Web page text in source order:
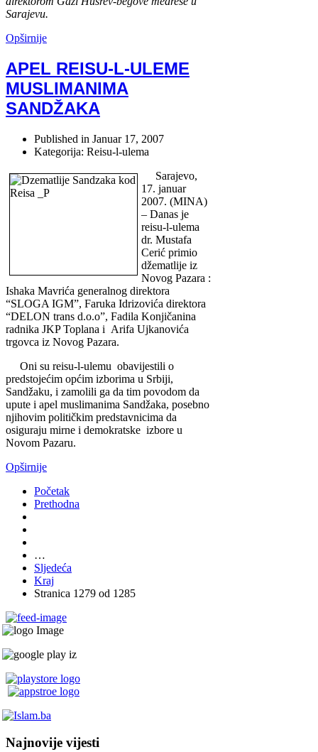
Sarajevu.
Opširnije
APEL REISU-L-ULEME
MUSLIMANIMA
SANDŽAKA
Published in Januar 17, 2007
Kategorija: Reisu-l-ulema
Sarajevo,
17. januar
2007. (MINA)
– Danas je
reisu-l-ulema
dr. Mustafa
Cerić primio
džematlije iz
Novog Pazara :
Ishaka Mavrića generalnog direktora
“SLOGA IGM”, Faruka Idrizovića direktora
“DELON trans d.o.o”, Fadila Konjičanina
radnika JKP Toplana i Arifa Ujkanovića
trgovca iz Novog Pazara.
Oni su reisu-l-ulemu obavijestili o
predstojećim općim izborima u Srbiji,
Sandžaku, i zamolili ga da tim povodom da
upute i apel muslimanima Sandžaka, posebno
njihovim političkim predstavnicima da
osiguraju mirne i demokratske izbore u
Novom Pazaru.
Opširnije
Početak
Prethodna
…
Sljedeća
Kraj
Stranica 1279 od 1285
Najnovije vijesti